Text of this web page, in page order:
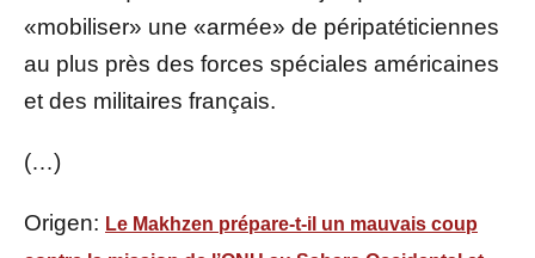
«mobiliser» une «armée» de péripatéticiennes
au plus près des forces spéciales américaines
et des militaires français.
(…)
Origen: Le Makhzen prépare-t-il un mauvais coup